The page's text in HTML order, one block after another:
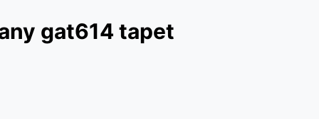
gat614 tapet